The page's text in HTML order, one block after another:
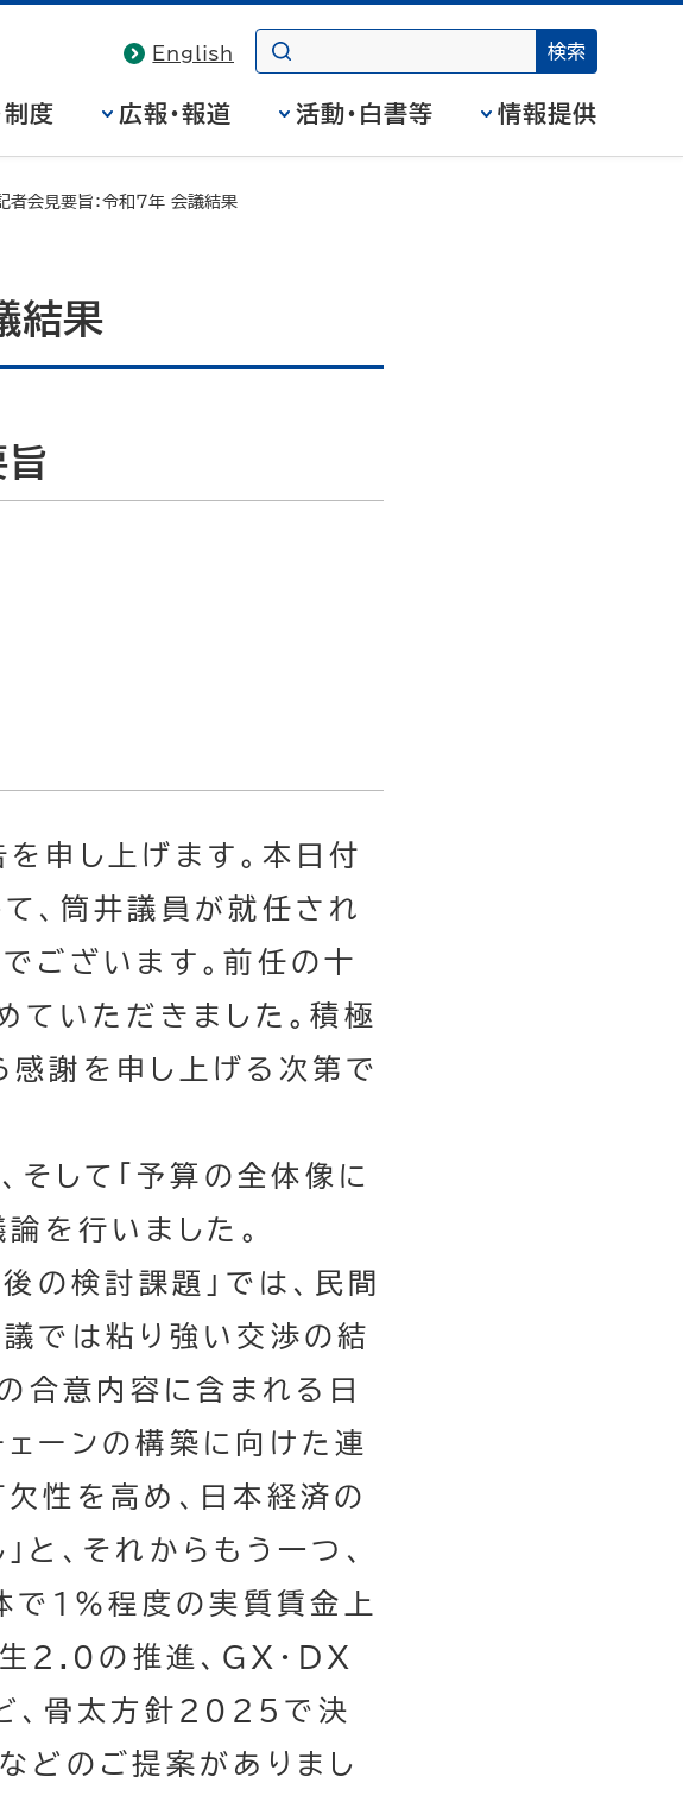
English
制度 広報・報道 活動・白書等 情報提供
者会見要旨：令和７年 会議結果
結果
旨
申し上げます。本日付
、筒井議員が就任され
ございます。前任の十
ていただきました。積極
謝を申し上げる次第で
そして「予算の全体像に
を行いました。
の検討課題」では、民間
では粘り強い交渉の結
合意内容に含まれる日
ーンの構築に向けた連
性を高め、日本経済の
、それからもう一つ、
で１％程度の実質賃金上
2.0の推進、GX・DX
、骨太方針2025で決
どのご提案がありまし